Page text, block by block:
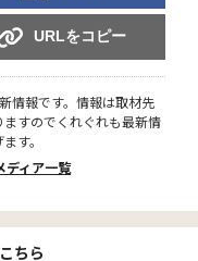
URLをコピー
情報です。情報は取材先
すのでくれぐれも最新情
す。
ディア一覧
ちら